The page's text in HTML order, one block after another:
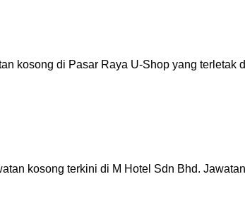
kosong di Pasar Raya U-Shop yang terletak
kosong terkini di M Hotel Sdn Bhd.